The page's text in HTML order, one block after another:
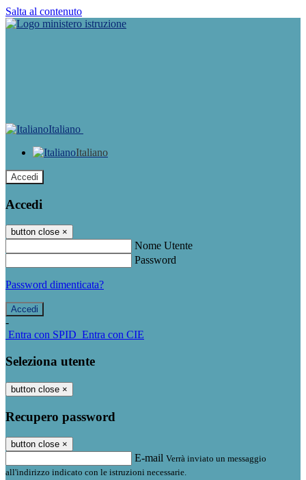
Salta al contenuto
Italiano
Italiano
Accedi
Accedi
button close ×
Nome Utente
Password
Password dimenticata?
-
Entra con SPID Entra con CIE
Seleziona utente
button close ×
Recupero password
button close ×
E-mail Verrà inviato un messaggio
all'indirizzo indicato con le istruzioni necessarie.